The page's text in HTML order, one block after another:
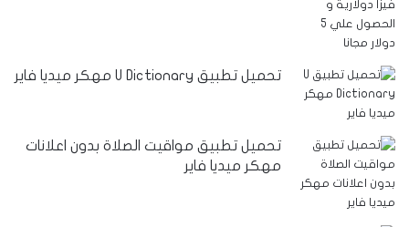
تحميل تطبيق U Dictionary مهكر ميديا فاير
تحميل تطبيق مواقيت الصلاة بدون اعلانات
مهكر ميديا فاير